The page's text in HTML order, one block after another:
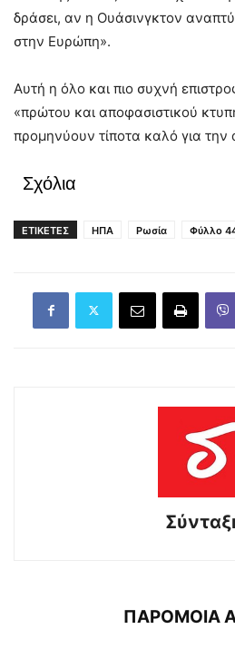
δράσει, αν η Ουάσινγκτον
στην Ευρώπη».
Αυτή η όλο και πιο συχνή
«πρώτου και αποφασιστικού
προμηνύουν τίποτα καλό για
Σχόλια
ΕΤΙΚΕΤΕΣ ΗΠΑ Ρωσία Φύλλο
ΠΑΡΟΜΟΙΑ